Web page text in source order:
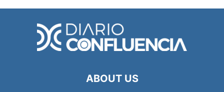
ABOUT US